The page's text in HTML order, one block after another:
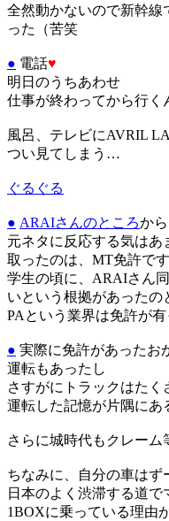
全然動かないので新幹線
った（苦笑
● 電話♥
明日のうちあわせ
仕事が終わってから行く
風呂、テレビにAVRIL
つい見てしまう…
ぐるぐる
● ARAIさんのところから
元ネタに反応する気はあ
取ったのは、MT免許です
学生の頃に、ARAIさん
いという根拠があったの
PAという業界は免許が
● 実際に免許があったお
運転もあったし
さすがにトラックはた
運転した記憶が片隅にあ
さらに城時代もクレーム
ちなみに、自分の車はず
日本のよく渋滞する道
1BOXに乗っている理由